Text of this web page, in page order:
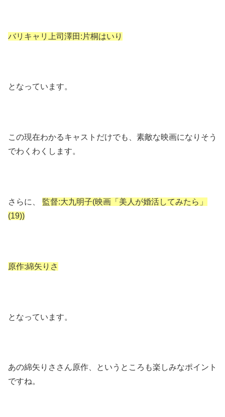
バリキャリ上司澤田:片桐はいり
となっています。
この現在わかるキャストだけでも、素敵な映画になりそう
でわくわくします。
さらに、 監督:大九明子(映画「美人が婚活してみたら」
(19))
原作:綿矢りさ
となっています。
あの綿矢りささん原作、というところも楽しみなポイント
ですね。